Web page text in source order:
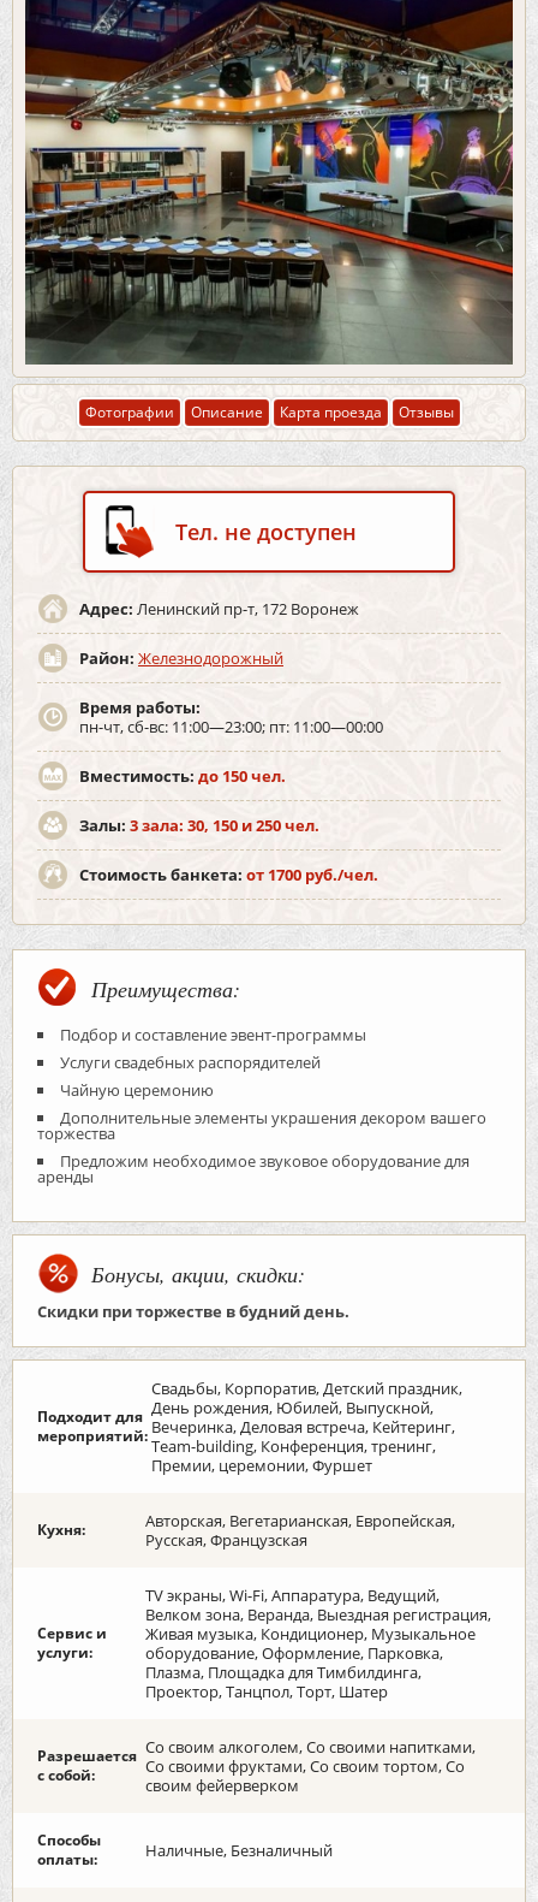
Фотографии Описание Карта проезда Отзывы
Тел. не доступен
Адрес: Ленинский пр-т, 172 Воронеж
Район: Железнодорожный
Время работы:
пн-чт, сб-вс: 11:00—23:00; пт: 11:00—00:00
Вместимость: до 150 чел.
Залы: 3 зала: 30, 150 и 250 чел.
Стоимость банкета: от 1700 руб./чел.
Преимущества:
Подбор и составление эвент-программы
Услуги свадебных распорядителей
Чайную церемонию
Дополнительные элементы украшения декором вашего
торжества
Предложим необходимое звуковое оборудование для
аренды
Бонусы, акции, скидки:
Скидки при торжестве в будний день.
Подходит для
мероприятий:
Свадьбы, Корпоратив, Детский праздник,
День рождения, Юбилей, Выпускной,
Вечеринка, Деловая встреча, Кейтеринг,
Team-building, Конференция, тренинг,
Премии, церемонии, Фуршет
Кухня:
Авторская, Вегетарианская, Европейская,
Русская, Французская
Сервис и
услуги:
TV экраны, Wi-Fi, Аппаратура, Ведущий,
Велком зона, Веранда, Выездная регистрация,
Живая музыка, Кондиционер, Музыкальное
оборудование, Оформление, Парковка,
Плазма, Площадка для Тимбилдинга,
Проектор, Танцпол, Торт, Шатер
Разрешается
с собой:
Со своим алкоголем, Со своими напитками,
Со своими фруктами, Со своим тортом, Со
своим фейерверком
Способы
оплаты:
Наличные, Безналичный